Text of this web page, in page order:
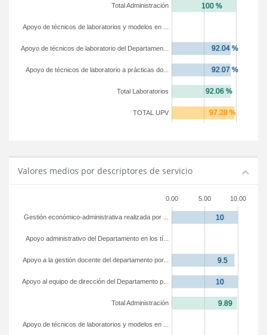
TOTAL UPV
Total Laboratorios
Apoyo de técnicos de laboratorio a prácticas do...
Apoyo de técnicos de laboratorio del Departamen...
Apoyo de técnicos de laboratorios y modelos en ...
Total Administración
Valores medios por descriptores de servicio
0.00 5.00 10.00
Apoyo de técnicos de laboratorios y modelos en ...
Total Administración
Apoyo al equipo de dirección del Departamento p...
Apoyo a la gestión docente del departamento por...
Apoyo administrativo del Departamento en los tí...
Gestión económico-administrativa realizada por ...